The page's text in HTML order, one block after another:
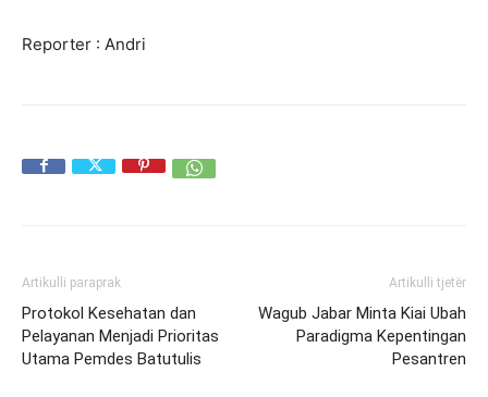
Reporter : Andri
Artikulli paraprak
Protokol Kesehatan dan
Pelayanan Menjadi Prioritas
Utama Pemdes Batutulis
Artikulli tjetër
Wagub Jabar Minta Kiai Ubah
Paradigma Kepentingan
Pesantren